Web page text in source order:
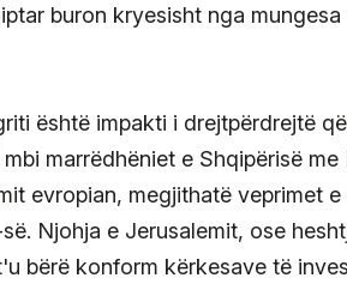
buron kryesisht nga
është impakti i drejtpërdrejtë
marrëdhëniet e Shqipërisë me
evropian, megjithatë veprimet
Njohja e Jerusalemit, ose
bërë konform kërkesave të